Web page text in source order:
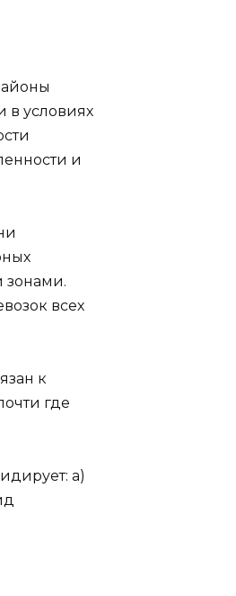
в условиях
и
зонами.
всех
к
где
а)